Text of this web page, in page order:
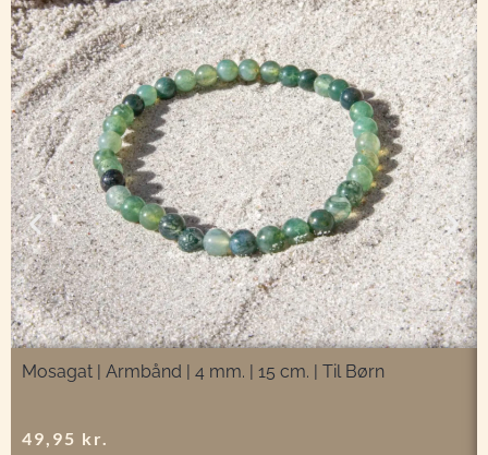
Mosagat | Armbånd | 4 mm. | 15 cm. | Til Børn
49,95 kr.